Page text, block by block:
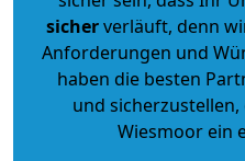
sicherverläuft, denn
Anforderungen und
haben die besten
und
Wiesmoor ein